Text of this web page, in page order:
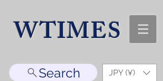
WTIMES
Search JPY (¥)